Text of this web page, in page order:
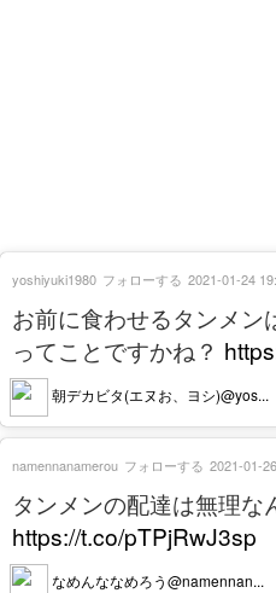
お前に食わせるタンメン
ってことですかね？
朝デカビタ(エヌお、ヨシ)@yos...
yoshiyuki1980 フォローする 2021-01-24
タンメンの配達は無理な
https://t.co/pTPjRwJ3sp
なめんななめろう@namennan...
namennanamerou フォローする 2021-01-